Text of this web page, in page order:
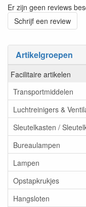
Artikelgroepen
Facilitaire artikelen
Transportmiddelen
Luchtreinigers &
Sleutelkasten /
Bureaulampen
Lampen
Opstapkrukjes
Hangsloten
Er zijn geen reviews
Schrijf een review